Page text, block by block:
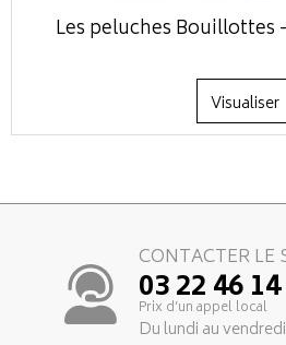
Les peluches Bouillottes
Visualiser
CONTACTER LE
03 22 46
Prix d’un appel local
Du lundi au